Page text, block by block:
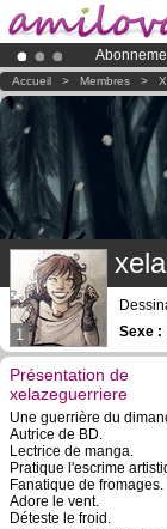
Le
Déjà
Accueil > Membres >
1
Sexe :
Présentation de
xelazeguerriere
Une guerrière du
Autrice de BD.
Lectrice de manga.
Pratique l'escrime
Fanatique de fromages.
Adore le vent.
Déteste le froid.